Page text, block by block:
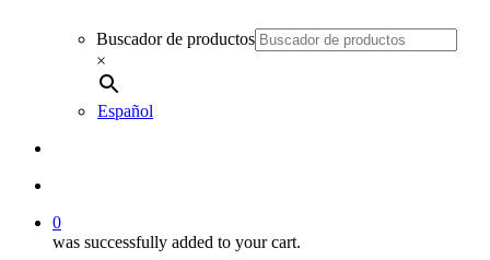
Buscador de productos
×
Español
0
was successfully added to your cart.